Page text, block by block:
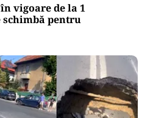
vigoare de la 1
schimbă pentru